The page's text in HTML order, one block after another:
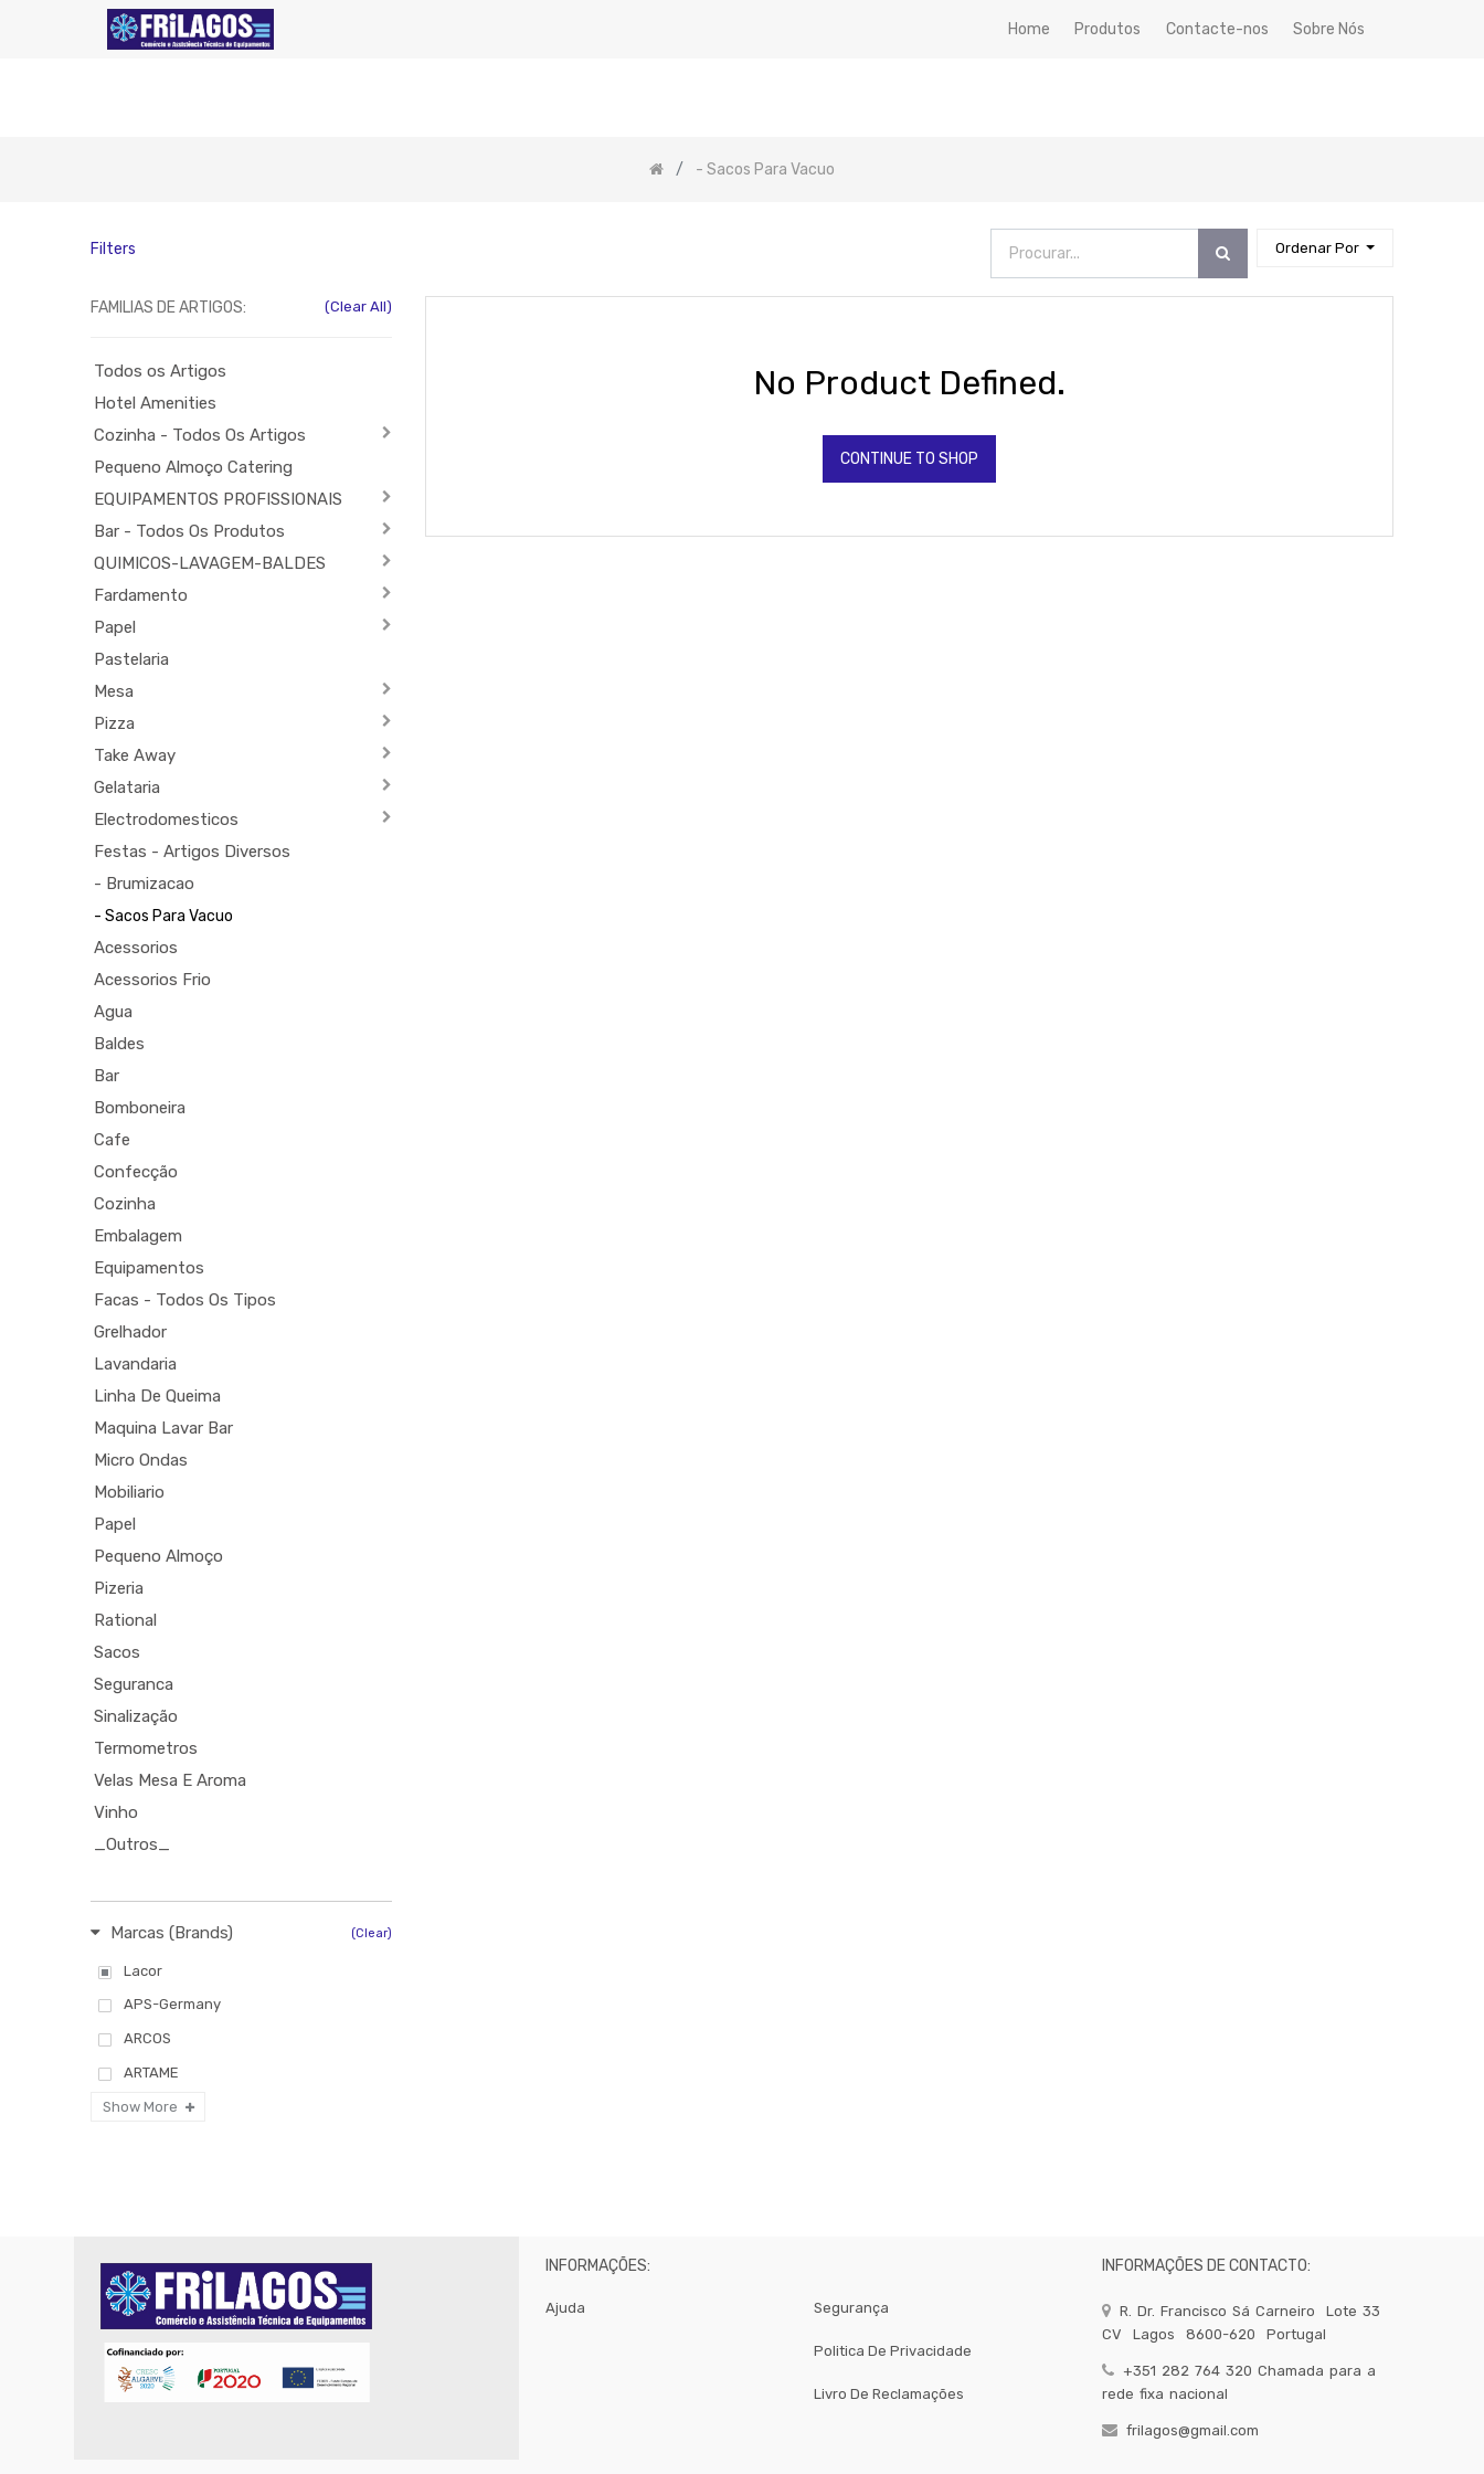
Home Produtos Contacte-nos Sobre Nós
- Sacos Para Vacuo
Ordenar Por
Filters
FAMILIAS DE ARTIGOS: (Clear All)
Todos os Artigos
Hotel Amenities
Cozinha - Todos Os Artigos
Pequeno Almoço Catering
EQUIPAMENTOS PROFISSIONAIS
Bar - Todos Os Produtos
QUIMICOS-LAVAGEM-BALDES
Fardamento
Papel
Pastelaria
Mesa
Pizza
Take Away
Gelataria
Electrodomesticos
Festas - Artigos Diversos
- Brumizacao
- Sacos Para Vacuo
Acessorios
Acessorios Frio
Agua
Baldes
Bar
Bomboneira
Cafe
Confecção
Cozinha
Embalagem
Equipamentos
Facas - Todos Os Tipos
Grelhador
Lavandaria
Linha De Queima
Maquina Lavar Bar
Micro Ondas
Mobiliario
Papel
Pequeno Almoço
Pizeria
Rational
Sacos
Seguranca
Sinalização
Termometros
Velas Mesa E Aroma
Vinho
_Outros_
Marcas (Brands) (Clear)
Lacor
APS-Germany
ARCOS
ARTAME
CASO
IBILI MENAGE
ICEL
LAVAMETAL
Show More
No Product Defined.
CONTINUE TO SHOP
INFORMAÇÕES:
Ajuda Segurança
Politica De Privacidade
Livro De Reclamações
INFORMAÇÕES DE CONTACTO:
R. Dr. Francisco Sá Carneiro
Lote 33
CV
Lagos 8600-620 Portugal
+351 282 764 320 Chamada para a
rede fixa nacional
frilagos@gmail.com